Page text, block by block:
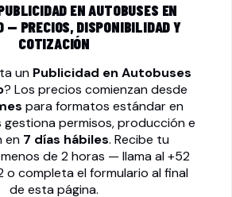
EN AUTOBUSES EN
— PRECIOS, DISPONIBILIDAD Y
COTIZACIÓN
un Publicidad en Autobuses
? Los precios comienzan desde
para formatos estándar en
gestiona permisos, producción e
en 7 días hábiles. Recibe tu
de 2 horas — llama al+52
o completa el formulario al final
de esta página.